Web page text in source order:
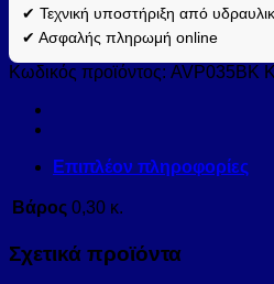
✔ Τεχνική υποστήριξη από
✔ Ασφαλής πληρωμή online
Κωδικός προϊόντος: AVP035BK
Επιπλέον πληροφορίες
Βάρος 0,30 κ.
Σχετικά προϊόντα